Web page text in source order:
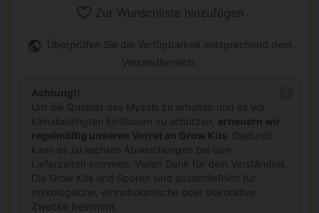
Zur Wunschliste hinzufügen
Überprüfen Sie die Verfügbarkeit entsprechend dem
Versandbereich.
Achtung!!
Um die Qualität des Myzels zu erhalten und es vor
klimabedingten Einflüssen zu schützen, erneuern wir
regelmäßig unseren Vorrat an Grow Kits . Dadurch
kann es zu leichten Abweichungen bei den
Lieferzeiten kommen. Vielen Dank für dein Verständnis.
Die Grow Kits und Sporen sind ausschließlich für
mykologische, ethnobotanische oder dekorative
Zwecke bestimmt.